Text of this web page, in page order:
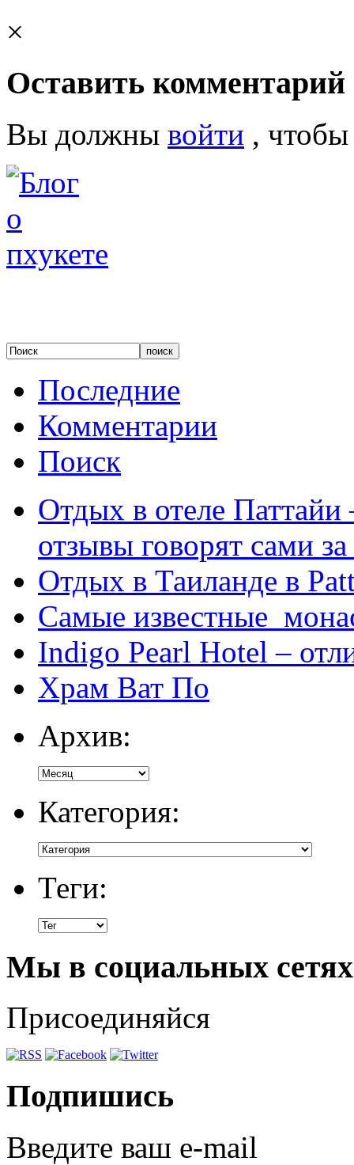
×
Оставить комментарий
Вы должны войти ,
Последние
Комментарии
Поиск
Отдых в отеле
отзывы говорят сами за
Отдых в Таиланде в
Самые известные
Indigo Pearl Hotel –
Храм Ват По
Архив:
Категория:
Теги:
Мы в социальных сетях
Присоединяйся
Подпишись
Введите ваш e-mail